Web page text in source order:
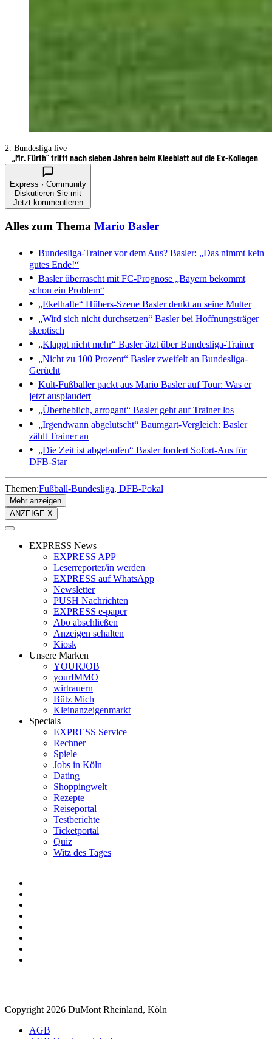
2. Bundesliga live
„Mr. Fürth“ trifft nach sieben Jahren beim Kleeblatt auf die Ex-Kollegen
Express · Community
Diskutieren Sie mit
Jetzt kommentieren
Alles zum Thema Mario Basler
Bundesliga-Trainer vor dem Aus? Basler: „Das nimmt kein
gutes Ende!“
Basler überrascht mit FC-Prognose „Bayern bekommt
schon ein Problem“
„Ekelhafte“ Hübers-Szene Basler denkt an seine Mutter
„Wird sich nicht durchsetzen“ Basler bei Hoffnungsträger
skeptisch
„Klappt nicht mehr“ Basler ätzt über Bundesliga-Trainer
„Nicht zu 100 Prozent“ Basler zweifelt an Bundesliga-
Gerücht
Kult-Fußballer packt aus Mario Basler auf Tour: Was er
jetzt ausplaudert
„Überheblich, arrogant“ Basler geht auf Trainer los
„Irgendwann abgelutscht“ Baumgart-Vergleich: Basler
zählt Trainer an
„Die Zeit ist abgelaufen“ Basler fordert Sofort-Aus für
DFB-Star
Themen:Fußball-Bundesliga DFB-Pokal
Mehr anzeigen
ANZEIGE X
EXPRESS News
EXPRESS APP
Leserreporter/in werden
EXPRESS auf WhatsApp
Newsletter
PUSH Nachrichten
EXPRESS e-paper
Abo abschließen
Anzeigen schalten
Kiosk
Unsere Marken
YOURJOB
yourIMMO
wirtrauern
Bütz Mich
Kleinanzeigenmarkt
Specials
EXPRESS Service
Rechner
Spiele
Jobs in Köln
Dating
Shoppingwelt
Rezepte
Reiseportal
Testberichte
Ticketportal
Quiz
Witz des Tages
Copyright 2026 DuMont Rheinland, Köln
AGB